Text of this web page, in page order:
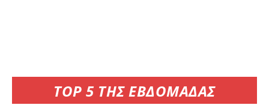
TOP 5 ΤΗΣ ΕΒΔΟΜΑΔΑΣ